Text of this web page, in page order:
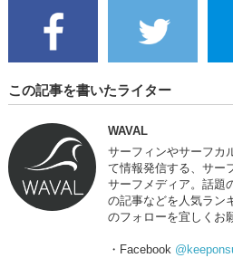
この記事を書いたライター
WAVAL
サーフィンやサーフカ
て情報発信する、サー
サーフメディア。話題
の記事などを人気ラン
のフォローを宜しくお
・Facebook